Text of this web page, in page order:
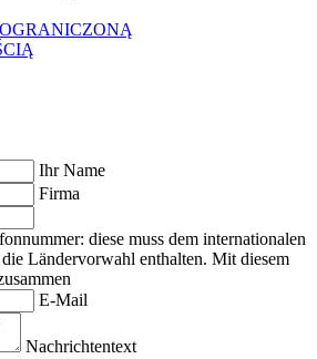
Ihr Name
Firma
diese muss dem internationalen
Ländervorwahl enthalten. Mit diesem
E-Mail
Nachrichtentext